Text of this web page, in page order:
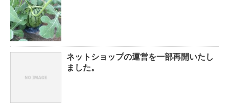
ネットショップの運営を一部再開いたし
ました。